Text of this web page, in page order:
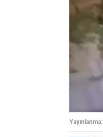
Yayınlanma: